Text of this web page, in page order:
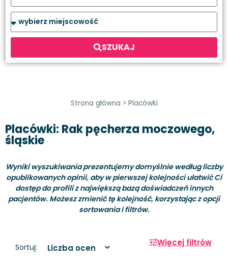
SZUKAJ
Strona główna > Placówki
Placówki: Rak pęcherza moczowego,
śląskie
Wyniki wyszukiwania prezentujemy domyślnie według liczby
opublikowanych opinii, aby w pierwszej kolejności ułatwić Ci
dostęp do profili z największą bazą doświadczeń innych
pacjentów. Możesz zmienić tę kolejność, korzystając z opcji
sortowania i filtrów.
Sortuj: Więcej filtrów